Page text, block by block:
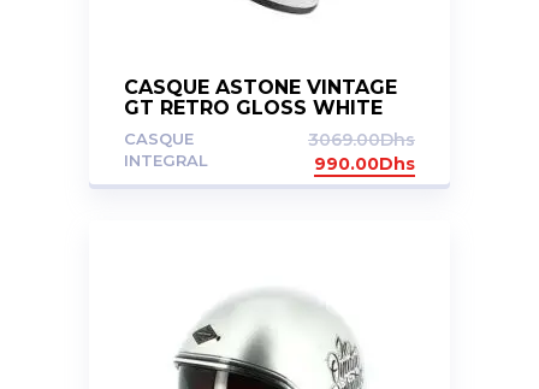
CASQUE ASTONE VINTAGE
GT RETRO GLOSS WHITE
CASQUE
INTEGRAL
3069.00Dhs
990.00Dhs